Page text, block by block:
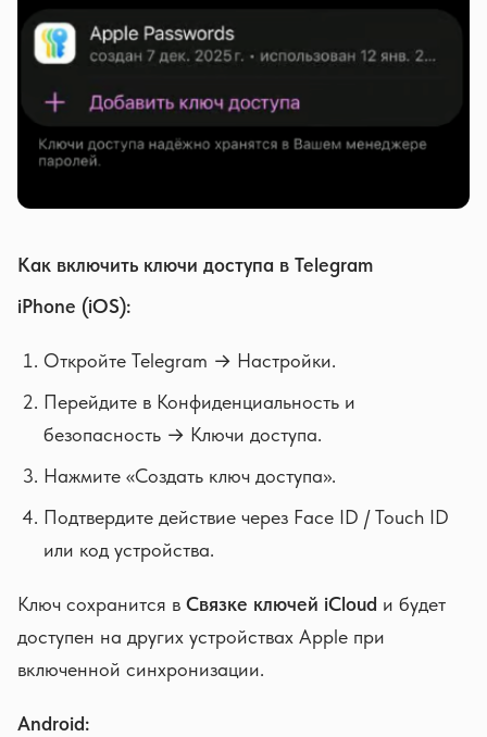
Как включить ключи доступа в Telegram
iPhone (iOS):
Откройте Telegram → Настройки.
Перейдите в Конфиденциальность и
безопасность → Ключи доступа.
Нажмите «Создать ключ доступа».
Подтвердите действие через Face ID / Touch ID
или код устройства.
Ключ сохранится в Связке ключей iCloud и будет
доступен на других устройствах Apple при
включенной синхронизации.
Android: